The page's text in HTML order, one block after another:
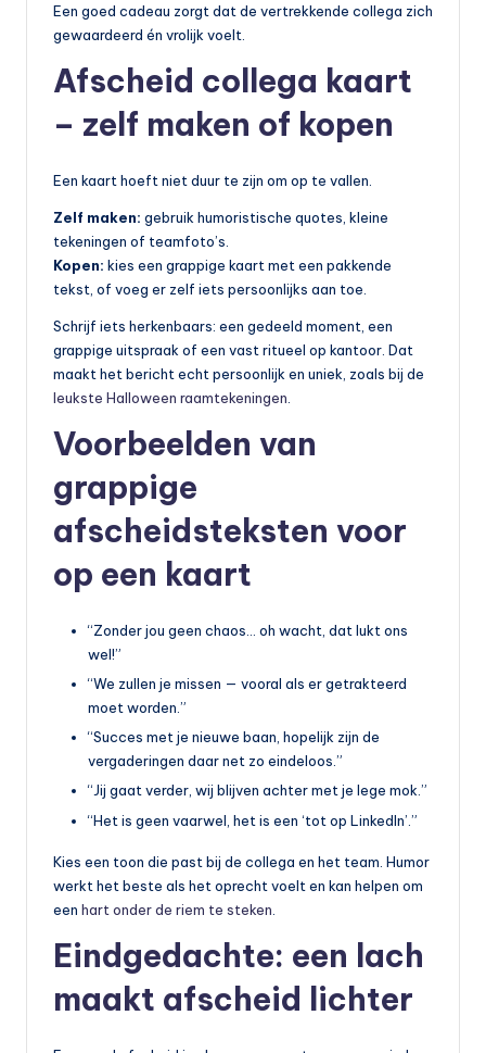
Een goed cadeau zorgt dat de vertrekkende collega zich
gewaardeerd én vrolijk voelt.
Afscheid collega kaart
– zelf maken of kopen
Een kaart hoeft niet duur te zijn om op te vallen.
Zelf maken: gebruik humoristische quotes, kleine
tekeningen of teamfoto’s.
Kopen: kies een grappige kaart met een pakkende
tekst, of voeg er zelf iets persoonlijks aan toe.
Schrijf iets herkenbaars: een gedeeld moment, een
grappige uitspraak of een vast ritueel op kantoor. Dat
maakt het bericht echt persoonlijk en uniek, zoals bij de
leukste Halloween raamtekeningen
Voorbeelden van
grappige
afscheidsteksten voor
op een kaart
“Zonder jou geen chaos… oh wacht, dat lukt ons
wel!”
“We zullen je missen — vooral als er getrakteerd
moet worden.”
“Succes met je nieuwe baan, hopelijk zijn de
vergaderingen daar net zo eindeloos.”
“Jij gaat verder, wij blijven achter met je lege mok.”
“Het is geen vaarwel, het is een ‘tot op LinkedIn’.”
Kies een toon die past bij de collega en het team. Humor
werkt het beste als het oprecht voelt en kan helpen om
een hart onder de riem te steken
Eindgedachte: een lach
maakt afscheid lichter